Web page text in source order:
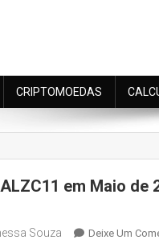
CRIPTOMOEDAS
em Maio de
Souza Deixe Um